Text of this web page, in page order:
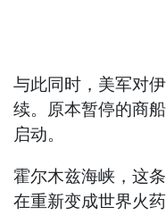
与此同时，美军对
续。原本暂停的商
启动。
霍尔木兹海峡，这
在重新变成世界火药